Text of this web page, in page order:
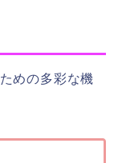
めの多彩な機